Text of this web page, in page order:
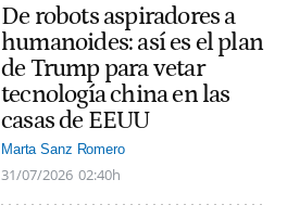
De robots aspiradores a
humanoides: así es el plan
de Trump para vetar
tecnología china en las
casas de EEUU
Marta Sanz Romero
31/07/2026 02:40h